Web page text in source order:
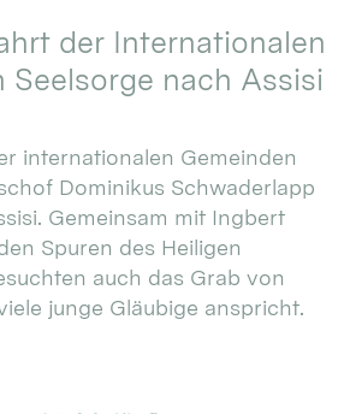
der Internationalen
Seelsorge nach Assisi
internationalen Gemeinden
Dominikus Schwaderlapp
Gemeinsam mit Ingbert
Spuren des Heiligen
auch das Grab von
junge Gläubige anspricht.